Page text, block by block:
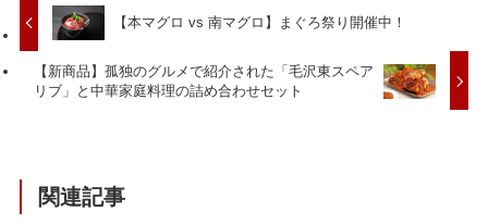
【本マグロ vs 南マグロ】まぐろ祭り開催中！
【新商品】孤独のグルメで紹介された「毛沢東スペア
リブ」と中華家庭料理の詰め合わせセット
関連記事